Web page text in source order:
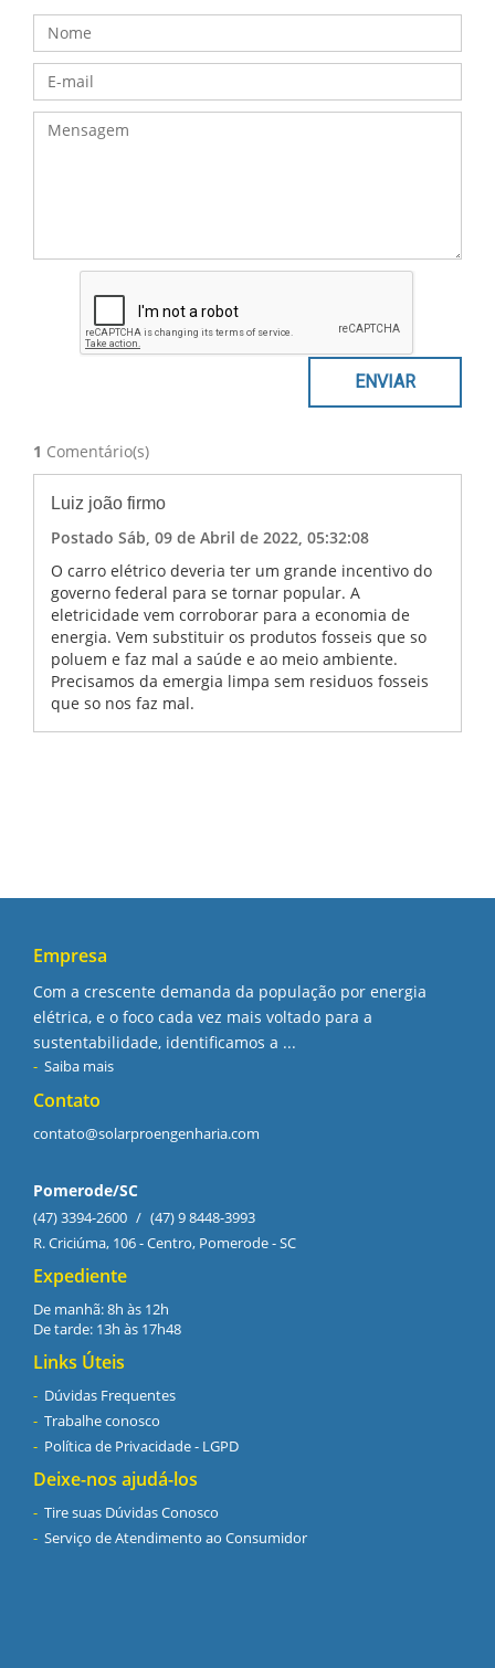
1 Comentário(s)
Luiz joão firmo
Postado Sáb, 09 de Abril de 2022, 05:32:08
O carro elétrico deveria ter um grande incentivo do
governo federal para se tornar popular. A
eletricidade vem corroborar para a economia de
energia. Vem substituir os produtos fosseis que so
poluem e faz mal a saúde e ao meio ambiente.
Precisamos da emergia limpa sem residuos fosseis
que so nos faz mal.
Empresa
Com a crescente demanda da população por energia
elétrica, e o foco cada vez mais voltado para a
sustentabilidade, identificamos a ...
Saiba mais
Contato
contato@solarproengenharia.com
Pomerode/SC
(47) 3394-2600 / (47) 9 8448-3993
R. Criciúma, 106 - Centro, Pomerode - SC
Expediente
De manhã: 8h às 12h
De tarde: 13h às 17h48
Links Úteis
Dúvidas Frequentes
Trabalhe conosco
Política de Privacidade - LGPD
Deixe-nos ajudá-los
Tire suas Dúvidas Conosco
Serviço de Atendimento ao Consumidor